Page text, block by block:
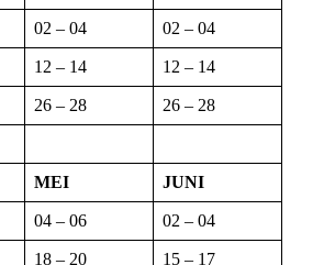
02 – 04 02 – 04
12 – 14 12 – 14
26 – 28 26 – 28
MEI JUNI
04 – 06 02 – 04
18 – 20 15 – 17